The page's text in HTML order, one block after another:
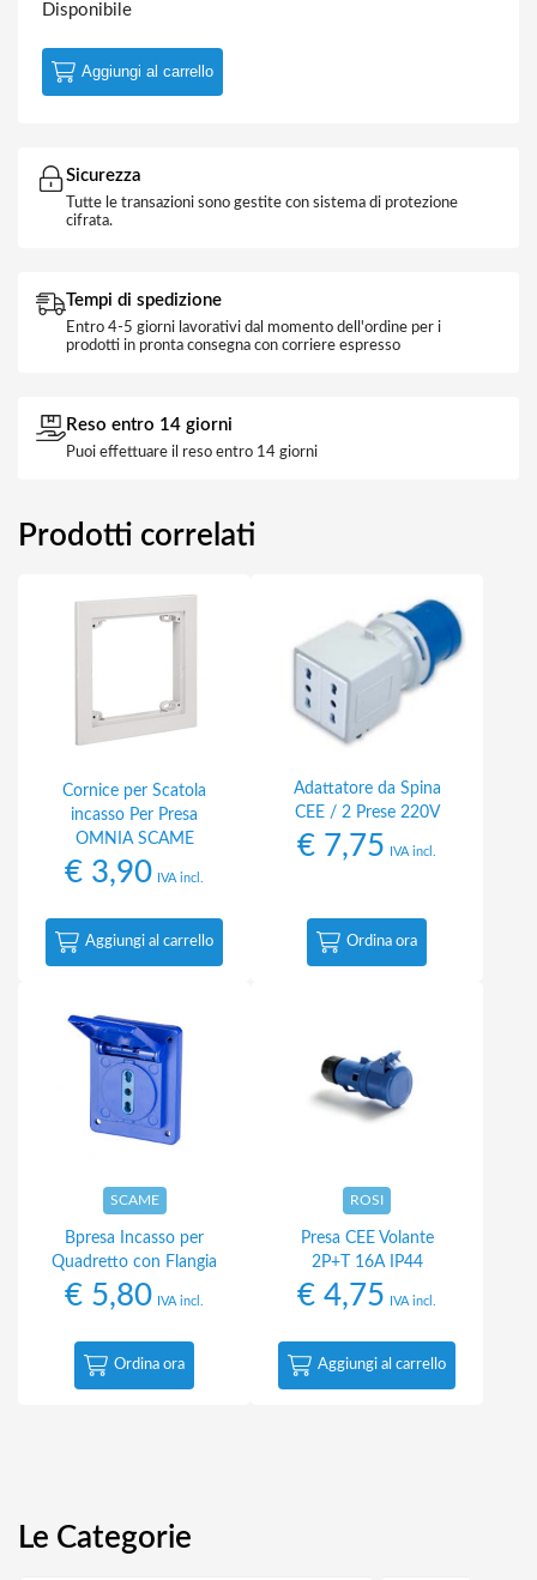
Disponibile
Aggiungi al carrello
Sicurezza
Tutte le transazioni sono gestite con sistema di protezione
cifrata.
Tempi di spedizione
Entro 4-5 giorni lavorativi dal momento dell'ordine per i
prodotti in pronta consegna con corriere espresso
Reso entro 14 giorni
Puoi effettuare il reso entro 14 giorni
Prodotti correlati
Cornice per Scatola
incasso Per Presa
OMNIA SCAME
€ 3,90 IVA incl.
Aggiungi al carrello
Adattatore da Spina
CEE / 2 Prese 220V
€ 7,75 IVA incl.
Ordina ora
SCAME
Bpresa Incasso per
Quadretto con Flangia
€ 5,80 IVA incl.
Ordina ora
ROSI
Presa CEE Volante
2P+T 16A IP44
€ 4,75 IVA incl.
Aggiungi al carrello
Le Categorie